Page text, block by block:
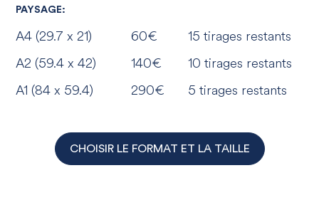
PAYSAGE:
A4 (29.7 x 21) 60€
15 tirages restants
A2 (59.4 x 42)
140€
10 tirages restants
A1 (84 x 59.4)
290€ 5 tirages restants
CHOISIR LE FORMAT ET LA TAILLE